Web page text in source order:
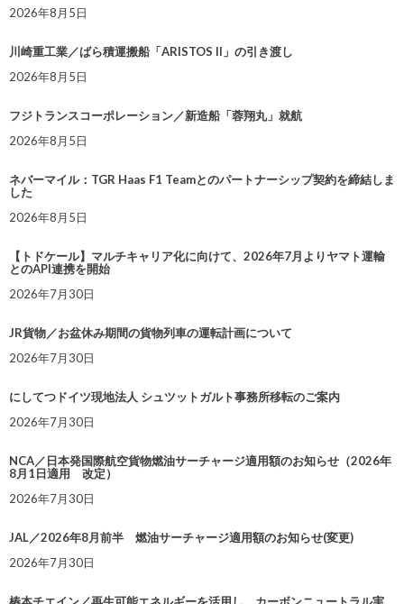
2026年8月5日
川崎重工業／ばら積運搬船「ARISTOS II」の引き渡し
2026年8月5日
フジトランスコーポレーション／新造船「蓉翔丸」就航
2026年8月5日
ネバーマイル：TGR Haas F1 Teamとのパートナーシップ契約を締結しま
した
2026年8月5日
【トドケール】マルチキャリア化に向けて、2026年7月よりヤマト運輸
とのAPI連携を開始
2026年7月30日
JR貨物／お盆休み期間の貨物列車の運転計画について
2026年7月30日
にしてつドイツ現地法人 シュツットガルト事務所移転のご案内
2026年7月30日
NCA／日本発国際航空貨物燃油サーチャージ適用額のお知らせ（2026年
8月1日適用 改定）
2026年7月30日
JAL／2026年8月前半 燃油サーチャージ適用額のお知らせ(変更)
2026年7月30日